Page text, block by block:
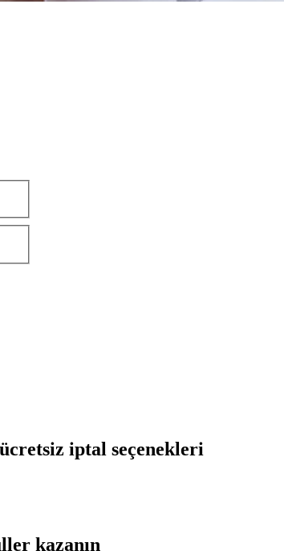
iptal seçenekleri
kazanın